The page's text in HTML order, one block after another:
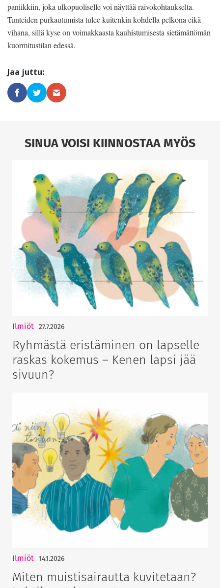
paniikkiin, joka ulkopuoliselle voi näyttää raivokohtaukselta.
Tunteiden purkautumista tulee kuitenkin kohdella pelkona eikä
vihana, sillä kyse on voimakkaasta kauhistumisesta sietämättömän
kuormitustilan edessä.
SINUA VOISI KIINNOSTAA MYÖS
Ilmiöt 27.7.2026
Ryhmästä eristäminen on lapselle
raskas kokemus – Kenen lapsi jää
sivuun?
Ilmiöt 14.1.2026
Miten muistisairautta kuvitetaan?